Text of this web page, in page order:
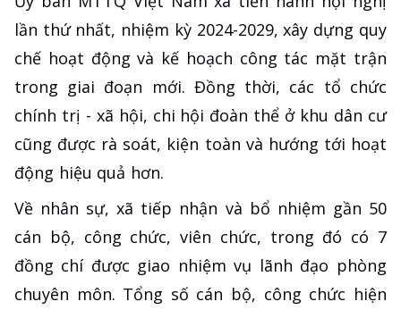
lần thứ nhất, nhiệm kỳ 2024-2029, xây dựng quy
chế hoạt động và kế hoạch công tác mặt trận
trong giai đoạn mới. Đồng thời, các tổ chức
chính trị - xã hội, chi hội đoàn thể ở khu dân cư
cũng được rà soát, kiện toàn và hướng tới hoạt
động hiệu quả hơn.
Về nhân sự, xã tiếp nhận và bổ nhiệm gần 50
cán bộ, công chức, viên chức, trong đó có 7
đồng chí được giao nhiệm vụ lãnh đạo phòng
chuyên môn. Tổng số cán bộ, công chức hiện